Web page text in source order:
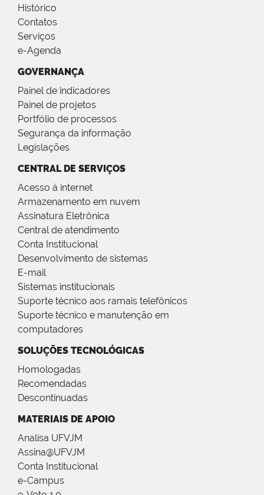
Histórico
Contatos
Serviços
e-Agenda
GOVERNANÇA
Painel de indicadores
Painel de projetos
Portfólio de processos
Segurança da informação
Legislações
CENTRAL DE SERVIÇOS
Acesso à internet
Armazenamento em nuvem
Assinatura Eletrônica
Central de atendimento
Conta Institucional
Desenvolvimento de sistemas
E-mail
Sistemas institucionais
Suporte técnico aos ramais telefônicos
Suporte técnico e manutenção em
computadores
SOLUÇÕES TECNOLÓGICAS
Homologadas
Recomendadas
Descontinuadas
MATERIAIS DE APOIO
Analisa UFVJM
Assina@UFVJM
Conta Institucional
e-Campus